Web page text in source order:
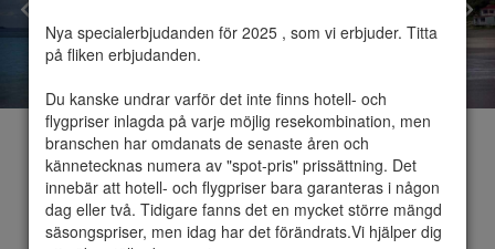
Nya specialerbjudanden för 2025 , som vi erbjuder. Titta
på fliken erbjudanden.
Du kanske undrar varför det inte finns hotell- och
flygpriser inlagda på varje möjlig resekombination, men
branschen har omdanats de senaste åren och
kännetecknas numera av "spot-pris" prissättning. Det
innebär att hotell- och flygpriser bara garanteras i någon
dag eller två. Tidigare fanns det en mycket större mängd
säsongspriser, men idag har det förändrats.Vi hjälper dig